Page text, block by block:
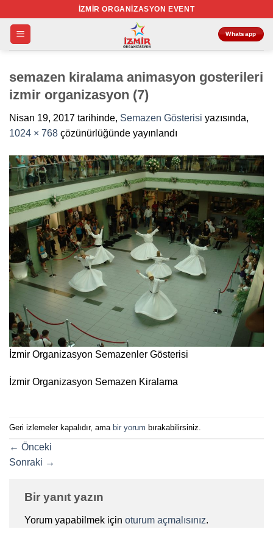
atla
İZMIR ORGANIZASYON EVENT
Whatsapp
semazen kiralama animasyon gosterileri
izmir organizasyon (7)
Nisan 19, 2017 tarihinde, Semazen Gösterisi yazısında,
1024 × 768 çözünürlüğünde yayınlandı
İzmir Organizasyon Semazenler Gösterisi
İzmir Organizasyon Semazen Kiralama
Geri izlemeler kapalıdır, ama bir yorum bırakabilirsiniz.
← Önceki
Sonraki →
Bir yanıt yazın
Yorum yapabilmek için oturum açmalısınız.